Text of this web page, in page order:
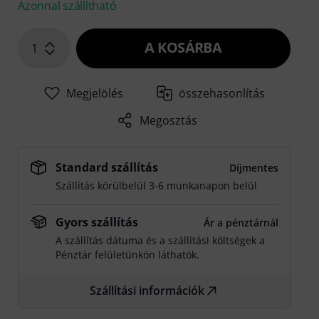
Azonnal szállítható
1 A KOSÁRBA
Megjelölés
összehasonlítás
Megosztás
Standard szállítás
Díjmentes
Szállítás körülbelül 3-6 munkanapon belül
Gyors szállítás
Ár a pénztárnál
A szállítás dátuma és a szállítási költségek a
Pénztár felületünkön láthatók.
Szállítási információk